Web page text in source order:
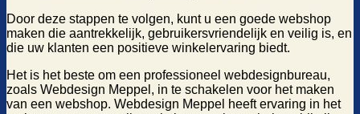
Door deze stappen te volgen, kunt u een goede webshop
maken die aantrekkelijk, gebruikersvriendelijk en veilig is, en
die uw klanten een positieve winkelervaring biedt.
Het is het beste om een professioneel webdesignbureau,
zoals Webdesign Meppel, in te schakelen voor het maken
van een webshop. Webdesign Meppel heeft ervaring in het